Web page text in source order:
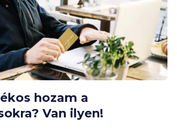
hozam a
Van ilyen!